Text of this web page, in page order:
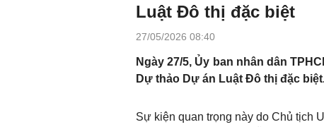
Luật Đô thị đặc biệt
27/05/2026 08:40
Ngày 27/5, Ủy ban nhân dân
Dự thảo Dự án Luật Đô thị đặc
Sự kiện quan trọng này do Chủ tịch